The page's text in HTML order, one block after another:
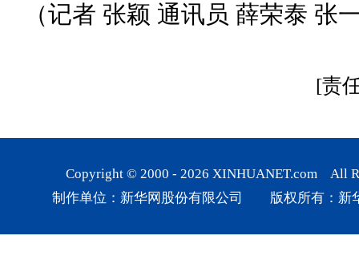
（记者 张颖 通讯员 薛荣泰 张
[责
Copyright © 2000 - 2026 XINHUANET.com All
制作单位：新华网股份有限公司 版权所有：新